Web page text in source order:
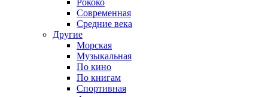
Рококо
Современная
Средние века
Другие
Морская
Музыкальная
По кино
По книгам
Спортивная